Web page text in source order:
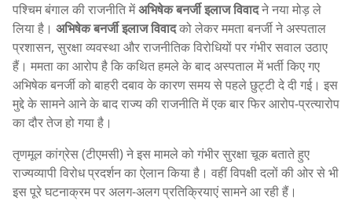
पश्चिम बंगाल की राजनीति मेंअभिषेक बनर्जी इलाज विवादने नया मोड़ ले
लिया है। अभिषेक बनर्जी इलाज विवादको लेकर ममता बनर्जी ने अस्पताल
प्रशासन, सुरक्षा व्यवस्था और राजनीतिक विरोधियों पर गंभीर सवाल उठाए
हैं। ममता का आरोप है कि कथित हमले के बाद अस्पताल में भर्ती किए गए
अभिषेक बनर्जी को बाहरी दबाव के कारण समय से पहले छुट्टी दे दी गई। इस
मुद्दे के सामने आने के बाद राज्य की राजनीति में एक बार फिर आरोप-प्रत्यारोप
का दौर तेज हो गया है।
तृणमूल कांग्रेस (टीएमसी) ने इस मामले को गंभीर सुरक्षा चूक बताते हुए
राज्यव्यापी विरोध प्रदर्शन का ऐलान किया है। वहीं विपक्षी दलों की ओर से भी
इस पूरे घटनाक्रम पर अलग-अलग प्रतिक्रियाएं सामने आ रही हैं।